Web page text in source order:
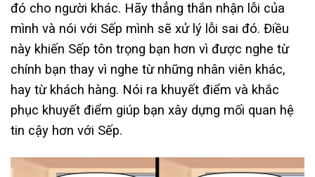
đó cho người khác. Hãy thẳng thắn nhận lỗi của
mình và nói với Sếp mình sẽ xử lý lỗi sai đó. Điều
này khiến Sếp tôn trọng bạn hơn vì được nghe từ
chính bạn thay vì nghe từ những nhân viên khác,
hay từ khách hàng. Nói ra khuyết điểm và khắc
phục khuyết điểm giúp bạn xây dựng mối quan hệ
tin cậy hơn với Sếp.